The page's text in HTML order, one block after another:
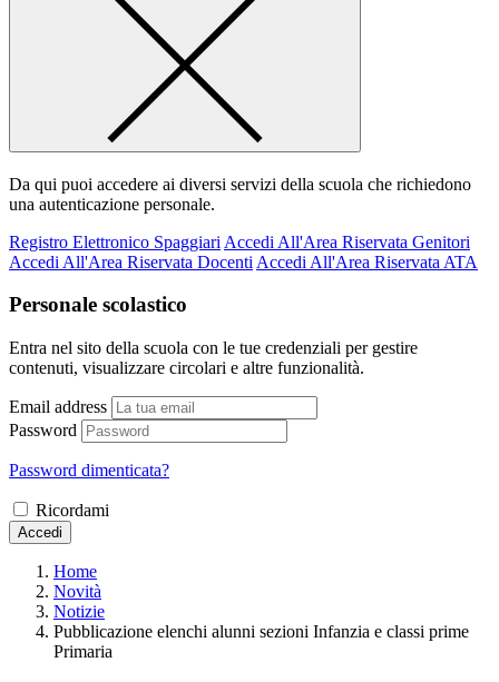
Da qui puoi accedere ai diversi servizi della scuola che richiedono
una autenticazione personale.
Registro Elettronico Spaggiari Accedi All'Area Riservata Genitori
Accedi All'Area Riservata Docenti Accedi All'Area Riservata ATA
Personale scolastico
Entra nel sito della scuola con le tue credenziali per gestire
contenuti, visualizzare circolari e altre funzionalità.
Email address
Password
Password dimenticata?
Ricordami
Accedi
Home
Novità
Notizie
Pubblicazione elenchi alunni sezioni Infanzia e classi prime
Primaria